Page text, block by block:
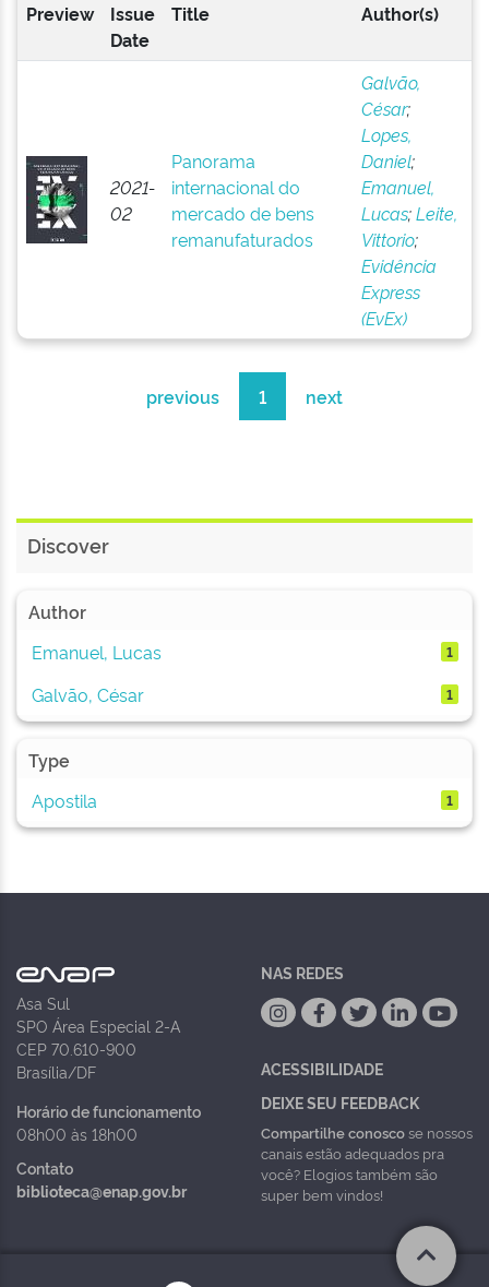
Preview
Issue
Date
Title Author(s)
2021-
02
Panorama
internacional do
mercado de bens
remanufaturados
Galvão,
César;
Lopes,
Daniel;
Emanuel,
Lucas;Leite,
Vittorio;
Evidência
Express
(EvEx)
previous 1 next
Discover
Author
Emanuel, Lucas
1
Galvão, César 1
Type
Apostila
1
Asa Sul
SPO Área Especial 2-A
CEP 70.610-900
Brasília/DF
Horário de funcionamento
08h00 às 18h00
Contato
biblioteca@enap.gov.br
NAS REDES
ACESSIBILIDADE
DEIXE SEU FEEDBACK
Compartilhe conoscose nossos
canais estão adequados pra
você? Elogios também são
super bem vindos!